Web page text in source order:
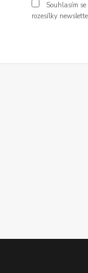
Souhlasím se
rozesílky